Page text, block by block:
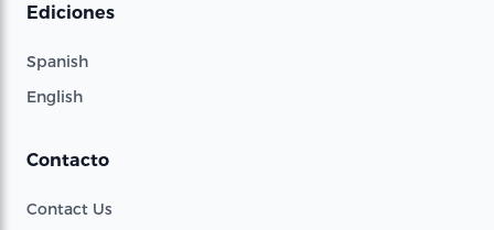
Ediciones
Spanish
English
Contacto
Contact Us